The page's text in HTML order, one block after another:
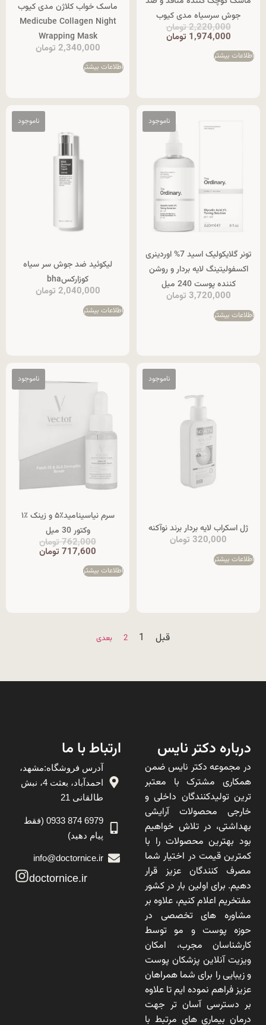
جوش سرسیاه مدی کیوب
2,220,000تومان
1,974,000 تومان
اطلاعات بیشتر
ماسک خواب کلاژن مدی کیوب
Medicube Collagen Night
Wrapping Mask
2,340,000 تومان
اطلاعات بیشتر
تونر گلایکولیک اسید 7% اوردینری
اکسفولیتینگ لایه بردار و روشن
کننده پوست 240 میل
3,720,000 تومان
اطلاعات بیشتر
لیکوئید ضد جوش سر سیاه
کوزارکسbha
2,040,000 تومان
اطلاعات بیشتر
ژل اسکراب لایه بردار برند نوآکنه
320,000 تومان
اطلاعات بیشتر
سرم نیاسینامید٪۵ و زینک ٪١
وکتور 30 میل
762,000تومان
717,600 تومان
اطلاعات بیشتر
قبل 1
2 بعدی
درباره دکتر نایس
در مجموعه دکتر نایس ضمن
همکاری مشترک با معتبر
ترین تولیدکنندگان داخلی و
خارجی محصولات آرایشی
بهداشتی، در تلاش خواهیم
بود بهترین محصولات را با
کمترین قیمت در اختیار شما
مصرف کنندگان عزیز قرار
دهیم. برای اولین بار در کشور
مفتخریم اعلام کنیم، علاوه بر
مشاوره های تخصصی در
حوزه پوست و مو توسط
کارشناسان مجرب، امکان
ویزیت آنلاین پزشکان پوست
و زیبایی را برای شما همراهان
عزیز فراهم نموده ایم تا علاوه
بر دسترسی آسان تر جهت
درمان بیماری های مرتبط با
ارتباط با ما
آدرس فروشگاه:مشهد،
احمدآباد، بعثت 4، نبش
طالقانی 21
6979 874 0933 (فقط
پیام دهید)
info@doctornice.ir
doctornice.ir